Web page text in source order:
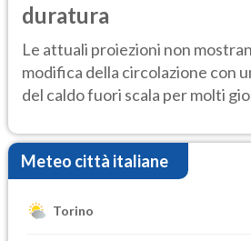
duratura
Le attuali proiezioni non
modifica della circolazione con
del caldo fuori scala per molti
Meteo città italiane
Torino